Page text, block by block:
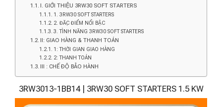
I. GIỚI THIỆU 3RW30 SOFT STARTERS
1. 3RW30 SOFT STARTERS
2. ĐẶC ĐIỂM NỔI BẬC
3. TÌNH NĂNG 3RW30 SOFT STARTERS
II: GIAO HÀNG & THANH TOÁN
1: THỜI GIAN GIAO HÀNG
2: THANH TOÁN
III : CHẾ ĐỘ BẢO HÀNH
3RW3013-1BB14 | 3RW30 SOFT STARTERS 1.5 KW